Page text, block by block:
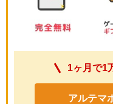
1ヶ月で1
アルテマ